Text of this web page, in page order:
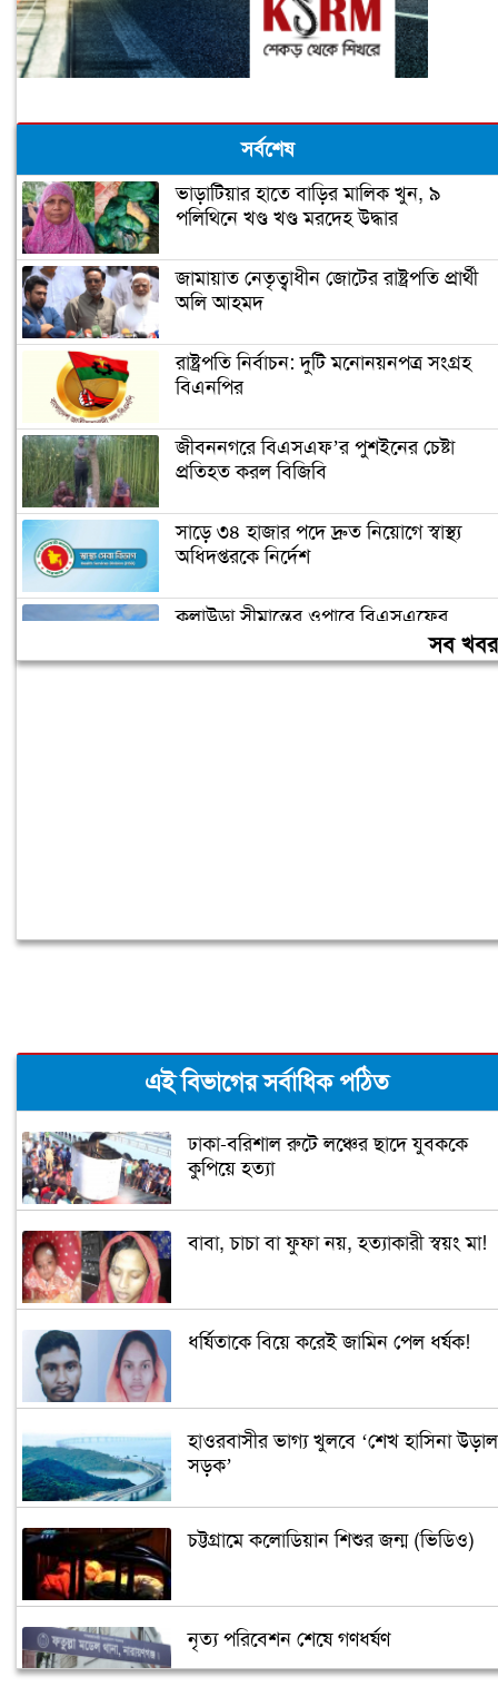
সর্বশেষ
ভাড়াটিয়ার হাতে বাড়ির মালিক খুন, ৯
পলিথিনে খণ্ড খণ্ড মরদেহ উদ্ধার
জামায়াত নেতৃত্বাধীন জোটের রাষ্ট্রপতি প্রার্থী
অলি আহমদ
রাষ্ট্রপতি নির্বাচন: দুটি মনোনয়নপত্র সংগ্রহ
বিএনপির
জীবননগরে বিএসএফ’র পুশইনের চেষ্টা
প্রতিহত করল বিজিবি
সাড়ে ৩৪ হাজার পদে দ্রুত নিয়োগে স্বাস্থ্য
অধিদপ্তরকে নির্দেশ
কুলাউড়া সীমান্তের ওপারে বিএসএফের
সব
এই বিভাগের সর্বাধিক পঠিত
ঢাকা-বরিশাল রুটে লঞ্চের ছাদে যুবককে
কুপিয়ে হত্যা
বাবা, চাচা বা ফুফা নয়, হত্যাকারী স্বয়ং মা!
ধর্ষিতাকে বিয়ে করেই জামিন পেল ধর্ষক!
হাওরবাসীর ভাগ্য খুলবে ‘শেখ হাসিনা উড়াল
সড়ক’
চট্টগ্রামে কলোডিয়ান শিশুর জন্ম (ভিডিও)
নৃত্য পরিবেশন শেষে গণধর্ষণ